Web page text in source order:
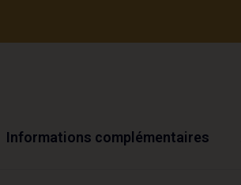
Informations complémentaires